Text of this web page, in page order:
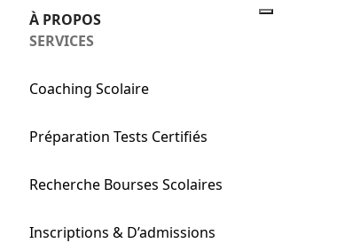
À PROPOS
SERVICES
Coaching Scolaire
Préparation Tests Certifiés
Recherche Bourses Scolaires
Inscriptions & D’admissions